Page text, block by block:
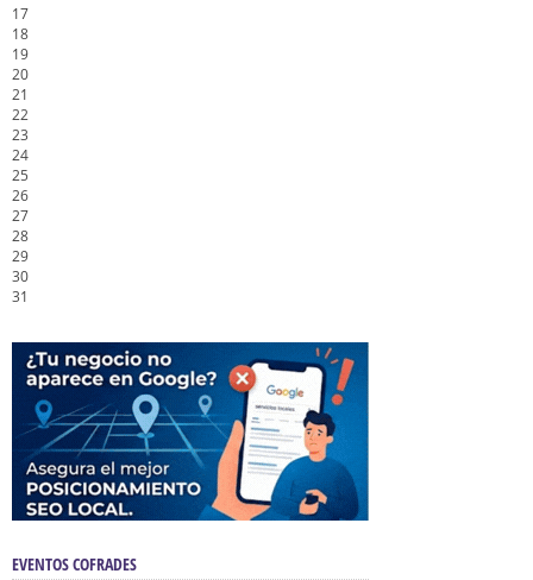
17
18
19
20
21
22
23
24
25
26
27
28
29
30
31
EVENTOS COFRADES